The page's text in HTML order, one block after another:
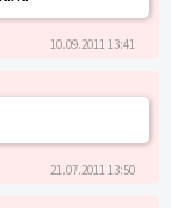
10.09.2011 13:41
21.07.2011 13:50